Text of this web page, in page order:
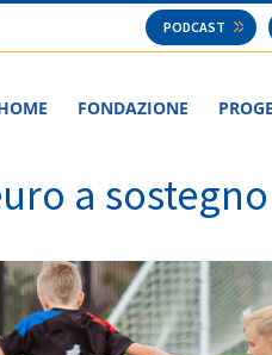
PODCAST
FONDAZIONE
a